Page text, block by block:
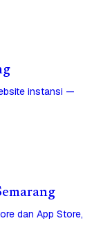
instansi —
dan App Store,